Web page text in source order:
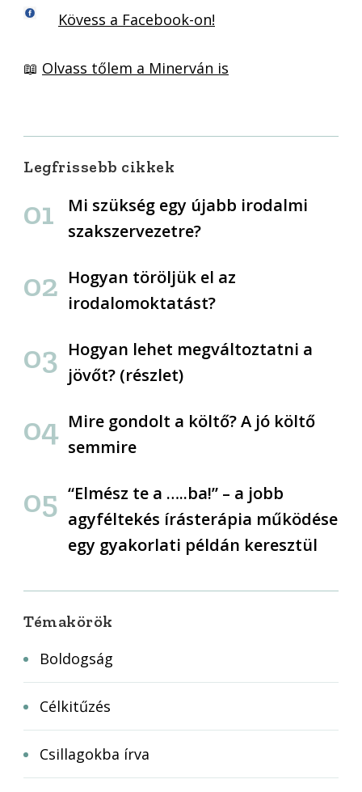
Kövess a Facebook-on!
📖 Olvass tőlem a Minerván is
Legfrissebb cikkek
Mi szükség egy újabb irodalmi
szakszervezetre?
Hogyan töröljük el az
irodalomoktatást?
Hogyan lehet megváltoztatni a
jövőt? (részlet)
Mire gondolt a költő? A jó költő
semmire
“Elmész te a …..ba!” – a jobb
agyféltekés írásterápia működése
egy gyakorlati példán keresztül
Témakörök
Boldogság
Célkitűzés
Csillagokba írva